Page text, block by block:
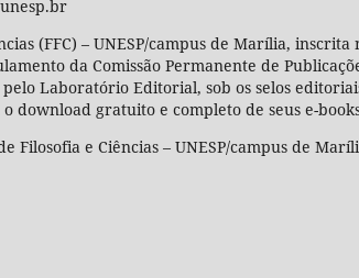
(FFC) – UNESP/campus de Marília,
da Comissão Permanente de
Laboratório Editorial, sob os selos
download gratuito e completo de seus e-
Filosofia e Ciências – UNESP/campus de